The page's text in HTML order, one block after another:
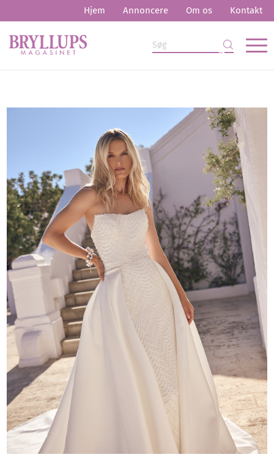
Hjem Annoncere Om os Kontakt